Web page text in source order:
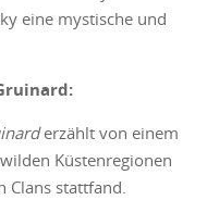
eine mystische und
erzählt von einem
Küstenregionen
Clans stattfand.